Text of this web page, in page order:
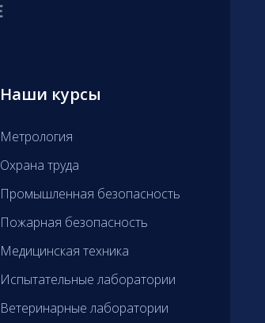
Наши курсы
Метрология
Охрана труда
Промышленная безопасность
Пожарная безопасность
Медицинская техника
Испытательные лаборатории
Ветеринарные лаборатории